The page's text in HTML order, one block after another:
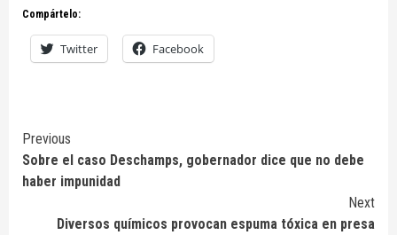
Compártelo:
Twitter Facebook
Continue
Reading
Previous
Sobre el caso Deschamps, gobernador dice que no debe
haber impunidad
Next
Diversos químicos provocan espuma tóxica en presa